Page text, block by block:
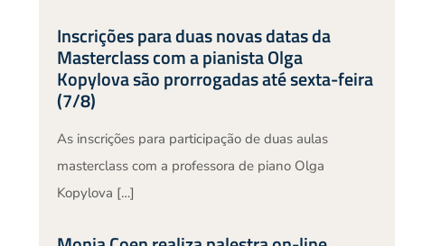
Inscrições para duas novas datas da
Masterclass com a pianista Olga
Kopylova são prorrogadas até sexta-feira
(7/8)
As inscrições para participação de duas aulas
masterclass com a professora de piano Olga
Kopylova […]